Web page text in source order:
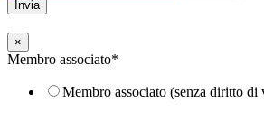
×
Membro associato*
Membro associato (senza diritto